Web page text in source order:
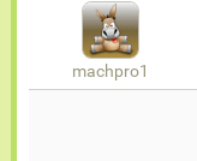
machpro1